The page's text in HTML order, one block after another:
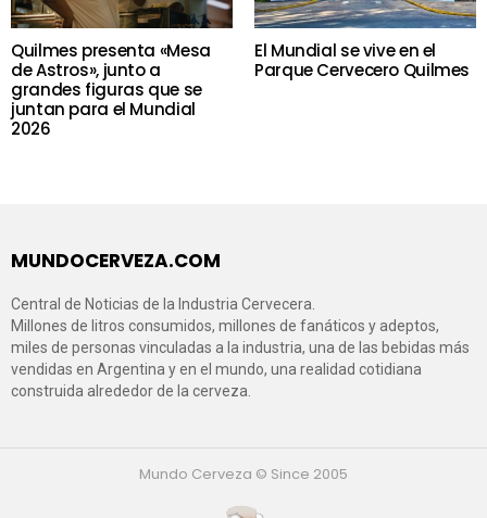
Quilmes presenta «Mesa
de Astros», junto a
grandes figuras que se
juntan para el Mundial
2026
El Mundial se vive en el
Parque Cervecero Quilmes
MUNDOCERVEZA.COM
Central de Noticias de la Industria Cervecera.
Millones de litros consumidos, millones de fanáticos y adeptos,
miles de personas vinculadas a la industria, una de las bebidas más
vendidas en Argentina y en el mundo, una realidad cotidiana
construida alrededor de la cerveza.
Mundo Cerveza © Since 2005